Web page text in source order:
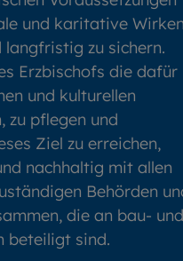
und karitative
zu sichern.
Erzbischofs die dafür
und kulturellen
zu pflegen und
Ziel zu erreichen,
nachhaltig mit allen
Behörden
die an bau- und
beteiligt sind.